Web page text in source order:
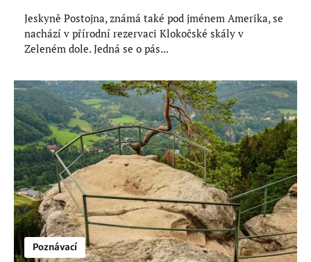
Jeskyně Postojna, známá také pod jménem Amerika, se
nachází v přírodní rezervaci Klokočské skály v
Zeleném dole. Jedná se o pás...
Poznávací